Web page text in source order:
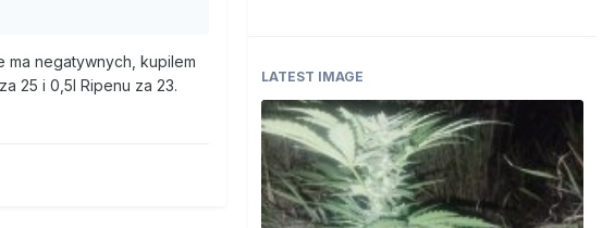
ma negatywnych, kupilem
25 i 0,5l Ripenu za 23.
LATEST IMAGE